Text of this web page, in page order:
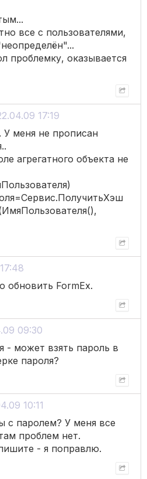
все с пользователями,
проблемку, оказывается
17:19
У меня не прописан
агрегатного объекта не
обновить FormEx.
09:30
- может взять пароль в
пароля?
10:11
с паролем? У меня все
проблем нет.
- я поправлю.